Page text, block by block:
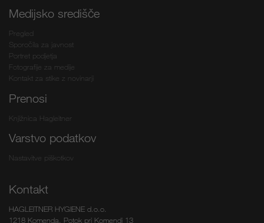
Medijsko središče
Pregled
Sporočila za javnost
Portret podjetja
Fotografije za medije
Kontakt za stike z novinarji
Prenosi
Knjižnica Hagleitner
Varstvo podatkov
Nastavitve piškotkov
Kontakt
HAGLEITNER HYGIENE d.o.o.
1218 Komenda, Potok pri Komendi 13